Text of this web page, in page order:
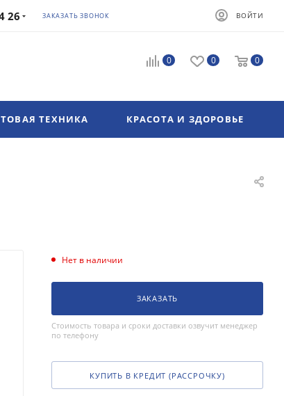
26 ЗАКАЗАТЬ ЗВОНОК ВОЙТИ
0 0 0
ТЕХНИКА КРАСОТА И ЗДОРОВЬЕ
Нет в наличии
ЗАКАЗАТЬ
Стоимость товара и сроки доставки озвучит менеджер
по телефону
КУПИТЬ В КРЕДИТ (РАССРОЧКУ)